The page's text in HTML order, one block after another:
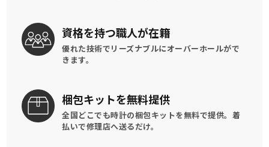
資格を持つ職人が在籍
優れた技術でリーズナブルにオーバーホールがで
きます。
梱包キットを無料提供
全国どこでも時計の梱包キットを無料で提供。 着
払いで修理店へ送るだけ。